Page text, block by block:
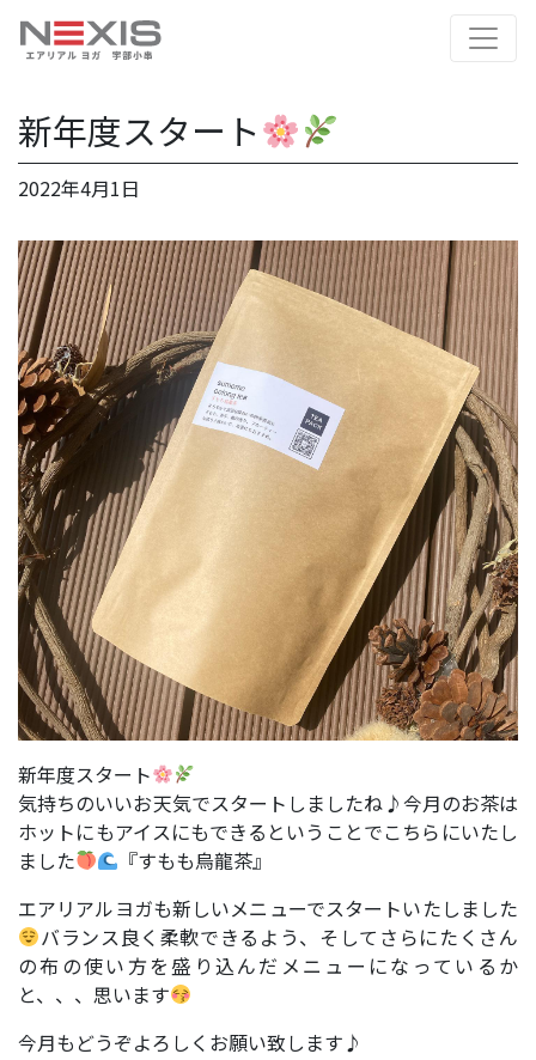
新年度スタート
2022年4月1日
新年度スタート
気持ちのいいお天気でスタートしましたね♪今月のお茶は
ホットにもアイスにもできるということでこちらにいたし
ました
『すもも烏龍茶』
エアリアルヨガも新しいメニューでスタートいたしました
バランス良く柔軟できるよう、そしてさらにたくさん
の布の使い方を盛り込んだメニューになっているか
と、、、思います
今月もどうぞよろしくお願い致します♪